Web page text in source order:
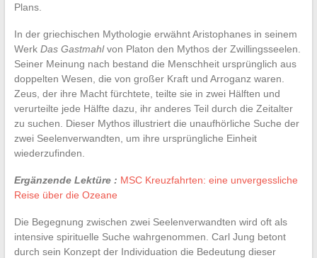
Plans.
In der griechischen Mythologie erwähnt Aristophanes in seinem
Werk Das Gastmahlvon Platon den Mythos der Zwillingsseelen.
Seiner Meinung nach bestand die Menschheit ursprünglich aus
doppelten Wesen, die von großer Kraft und Arroganz waren.
Zeus, der ihre Macht fürchtete, teilte sie in zwei Hälften und
verurteilte jede Hälfte dazu, ihr anderes Teil durch die Zeitalter
zu suchen. Dieser Mythos illustriert die unaufhörliche Suche der
zwei Seelenverwandten, um ihre ursprüngliche Einheit
wiederzufinden.
Ergänzende Lektüre : MSC Kreuzfahrten: eine unvergessliche
Reise über die Ozeane
Die Begegnung zwischen zwei Seelenverwandten wird oft als
intensive spirituelle Suche wahrgenommen. Carl Jung betont
durch sein Konzept der Individuation die Bedeutung dieser